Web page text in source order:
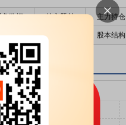
务数据 核心题材 主力持仓
东大会 个股研报 股本结构